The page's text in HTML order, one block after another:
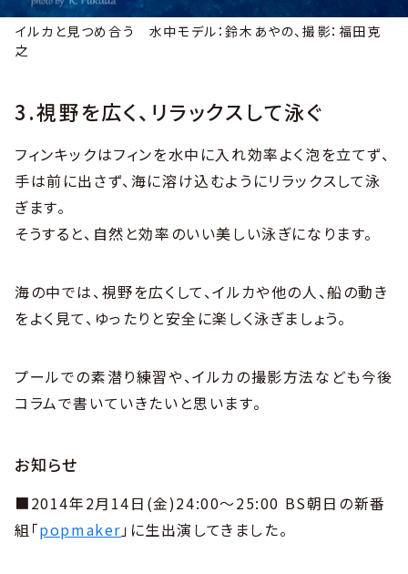
イルカと見つめ合う 水中モデル：鈴木あやの、撮影：福田克
之
3.視野を広く、リラックスして泳ぐ
フィンキックはフィンを水中に入れ効率よく泡を立てず、
手は前に出さず、海に溶け込むようにリラックスして泳
ぎます。
そうすると、自然と効率のいい美しい泳ぎになります。
海の中では、視野を広くして、イルカや他の人、船の動き
をよく見て、ゆったりと安全に楽しく泳ぎましょう。
プールでの素潜り練習や、イルカの撮影方法なども今後
コラムで書いていきたいと思います。
お知らせ
■2014年2月14日(金)24:00〜25:00 BS朝日の新番
組「popmaker」に生出演してきました。